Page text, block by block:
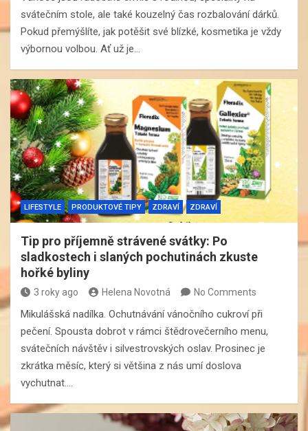
svátečním stole, ale také kouzelný čas rozbalování dárků.
Pokud přemýšlíte, jak potěšit své blízké, kosmetika je vždy
výbornou volbou. Ať už je…
LIFESTYLE PRODUKTOVÉ TIPY ZDRAVÍ ZDRAVÍ
Tip pro příjemně strávené svátky: Po
sladkostech i slaných pochutinách zkuste
hořké byliny
3 roky ago Helena Novotná No Comments
Mikulášská nadílka. Ochutnávání vánočního cukroví při
pečení. Spousta dobrot v rámci štědrovečerního menu,
svátečních návštěv i silvestrovských oslav. Prosinec je
zkrátka měsíc, který si většina z nás umí doslova
vychutnat.…